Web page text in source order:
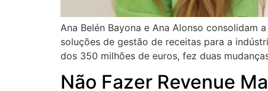
Ana Belén Bayona e Ana Alonso consolidam
soluções de gestão de receitas para a
dos 350 milhões de euros, fez duas
Não Fazer Revenue